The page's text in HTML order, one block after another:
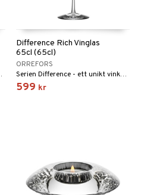
Svensk Form Hederspris 2002.
Difference Rich Vinglas
65cl (65cl)
ORREFORS
Serien Difference - ett unikt vinkoncept vars glas förstärker vinets doft och smak. Serien fick utmärkelsen Utmärkt Svensk Form Hederspris 2002.
599 kr